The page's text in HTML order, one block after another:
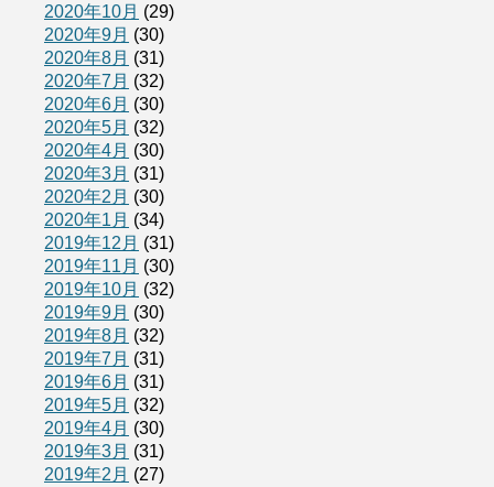
2020年10月 (29)
2020年9月 (30)
2020年8月 (31)
2020年7月 (32)
2020年6月 (30)
2020年5月 (32)
2020年4月 (30)
2020年3月 (31)
2020年2月 (30)
2020年1月 (34)
2019年12月 (31)
2019年11月 (30)
2019年10月 (32)
2019年9月 (30)
2019年8月 (32)
2019年7月 (31)
2019年6月 (31)
2019年5月 (32)
2019年4月 (30)
2019年3月 (31)
2019年2月 (27)